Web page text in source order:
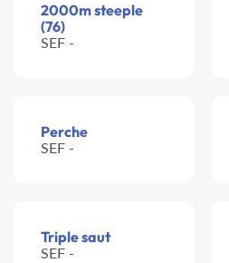
2000m steeple
(76)
SEF -
Perche
SEF -
Triple saut
SEF -